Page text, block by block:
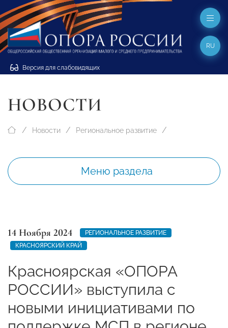
Версия для слабовидящих
RU
НОВОСТИ
Новости Региональное развитие
Меню раздела
14 Ноября 2024
РЕГИОНАЛЬНОЕ РАЗВИТИЕ
КРАСНОЯРСКИЙ КРАЙ
Красноярская «ОПОРА
РОССИИ» выступила с
новыми инициативами по